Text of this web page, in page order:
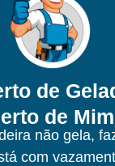
de
de Mim
não gela,
com